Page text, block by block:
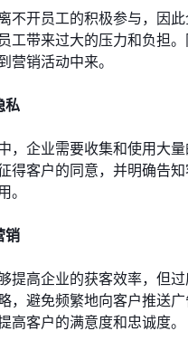
不开员工的积极参与，因
工带来过大的压力和负担
营销活动中来。
私
，企业需要收集和使用大
得客户的同意，并明确告
。
销
提高企业的获客效率，但
，避免频繁地向客户推送
高客户的满意度和忠诚度。